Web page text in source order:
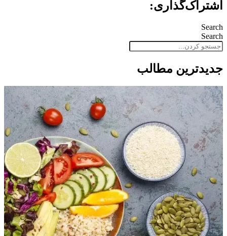
اشتراک‌گذاری:
Search
Search
جدید‌ترین مطالب